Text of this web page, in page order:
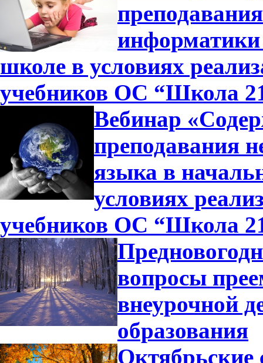
информатики
школе в условиях
учебников ОС “Школа
Вебинар
преподавания
языка в
условиях
учебников ОС “Школа
вопросы
внеурочной
образования